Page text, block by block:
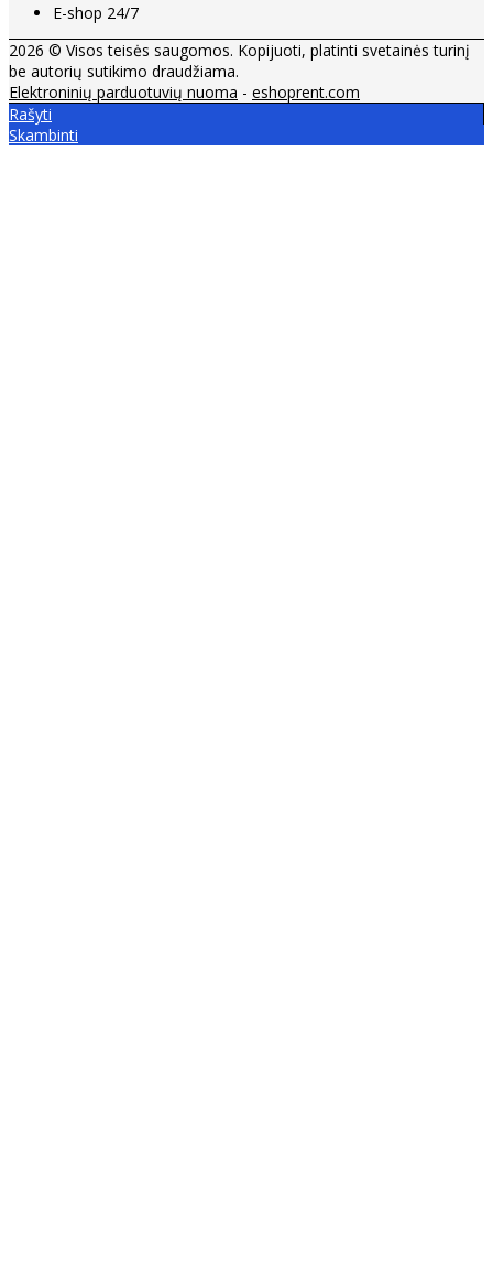
E-shop 24/7
2026 © Visos teisės saugomos. Kopijuoti, platinti svetainės turinį
be autorių sutikimo draudžiama.
Elektroninių parduotuvių nuoma - eshoprent.com
Rašyti
Skambinti